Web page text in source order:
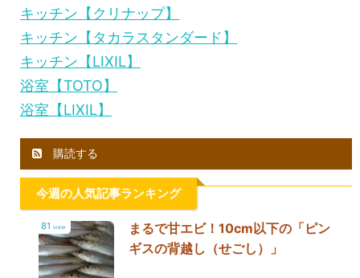
キッチン【クリナップ】
キッチン【タカラスタンダード】
キッチン【LIXIL】
浴室【TOTO】
浴室【LIXIL】
購読する
今週の人気記事ランキング
81 view
まるで甘エビ！10cm以下の「ピン
ギスの背越し（せごし）」